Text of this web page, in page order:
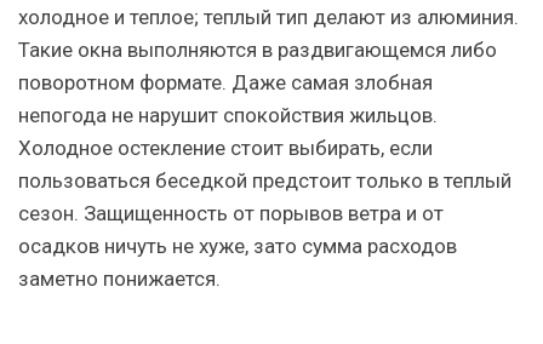
холодное и теплое; теплый тип делают из алюминия.
Такие окна выполняются в раздвигающемся либо
поворотном формате. Даже самая злобная
непогода не нарушит спокойствия жильцов.
Холодное остекление стоит выбирать, если
пользоваться беседкой предстоит только в теплый
сезон. Защищенность от порывов ветра и от
осадков ничуть не хуже, зато сумма расходов
заметно понижается.